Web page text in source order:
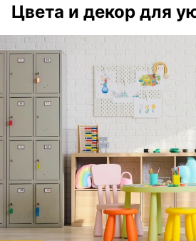
Цвета и декор для